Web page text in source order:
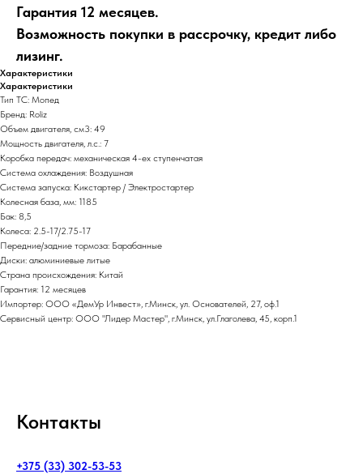
Гарантия 12 месяцев.
Возможность покупки в рассрочку, кредит либо
лизинг.
Характеристики
Характеристики
Тип ТС: Мопед
Бренд: Roliz
Объем двигателя, см3: 49
Мощность двигателя, л.с.: 7
Коробка передач: механическая 4-ех ступенчатая
Система охлаждения: Воздушная
Система запуска: Кикстартер / Электростартер
Колесная база, мм: 1185
Бак: 8,5
Колеса: 2.5-17/2.75-17
Передние/задние тормоза: Барабанные
Диски: алюминиевые литые
Страна происхождения: Китай
Гарантия: 12 месяцев
Импортер: ООО «ДемУр Инвест», г.Минск, ул. Основателей, 27, оф.1
Сервисный центр: ООО "Лидер Мастер", г.Минск, ул.Глаголева, 45, корп.1
Контакты
+375 (33) 302-53-53